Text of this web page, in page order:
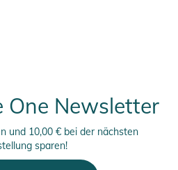
One Newsletter
und 10,00 € bei der nächsten
sparen!